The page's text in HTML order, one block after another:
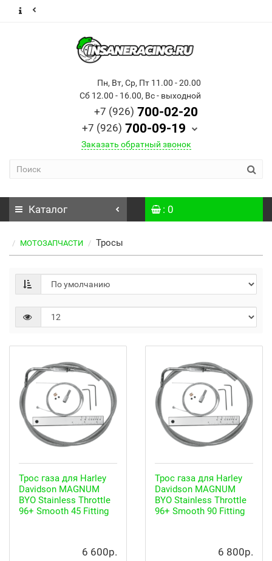
Пн, Вт, Ср, Пт 11.00 - 20.00
Сб 12.00 - 16.00, Вс - выходной
+7 (926) 700-02-20
+7 (926) 700-09-19
Заказать обратный звонок
Каталог : 0
МОТОЗАПЧАСТИ Тросы
Трос газа для Harley
Davidson MAGNUM
BYO Stainless Throttle
96+ Smooth 45 Fitting
6 600р.
Трос газа для Harley
Davidson MAGNUM
BYO Stainless Throttle
96+ Smooth 90 Fitting
6 800р.